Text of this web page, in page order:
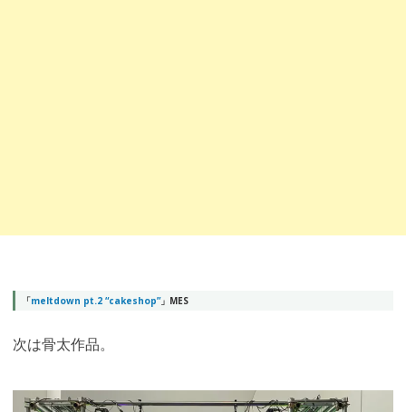
「meltdown pt.2 “cakeshop”」MES
次は骨太作品。